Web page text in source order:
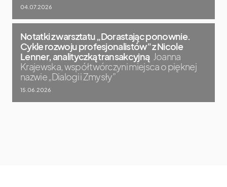
04.07.2026
Notatki z warsztatu „Dorastając ponownie.
Cykle rozwoju profesjonalistów” z Nicole
Lenner, analityczką transakcyjną Joanna
Krajewska, współtwórczyni miejsca o pięknej
nazwie „Dialogi i Zmysły”
15.06.2026